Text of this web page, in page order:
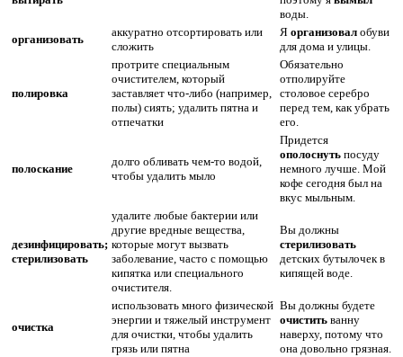
воды.
организовать
аккуратно отсортировать или
сложить
Я организовал обуви
для дома и улицы.
полировка
протрите специальным
очистителем, который
заставляет что-либо (например,
полы) сиять; удалить пятна и
отпечатки
Обязательно
отполируйте
столовое серебро
перед тем, как убрать
его.
полоскание
долго обливать чем-то водой,
чтобы удалить мыло
Придется
ополоснуть посуду
немного лучше. Мой
кофе сегодня был на
вкус мыльным.
дезинфицировать;
стерилизовать
удалите любые бактерии или
другие вредные вещества,
которые могут вызвать
заболевание, часто с помощью
кипятка или специального
очистителя.
Вы должны
стерилизовать
детских бутылочек в
кипящей воде.
очистка
использовать много физической
энергии и тяжелый инструмент
для очистки, чтобы удалить
грязь или пятна
Вы должны будете
очистить ванну
наверху, потому что
она довольно грязная.